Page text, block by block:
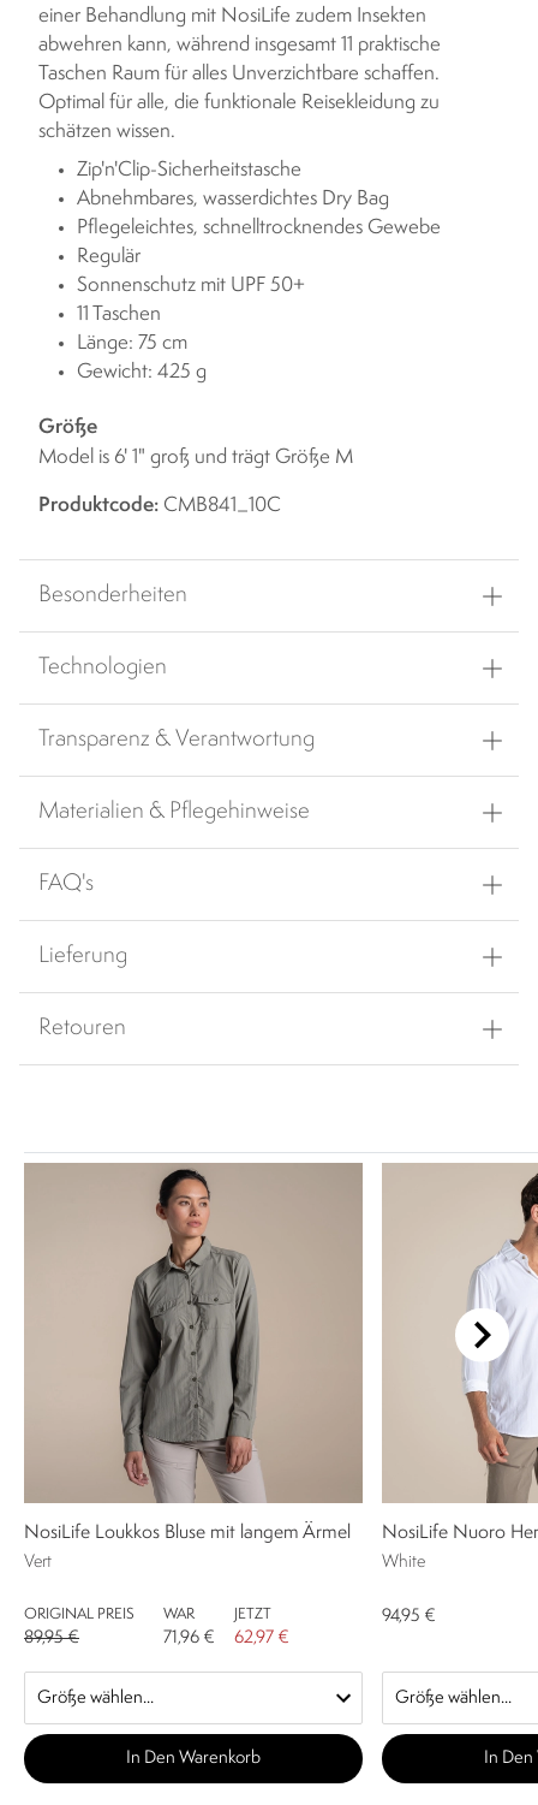
einer Behandlung mit NosiLife zudem Insekten
abwehren kann, während insgesamt 11 praktische
Taschen Raum für alles Unverzichtbare schaffen.
Optimal für alle, die funktionale Reisekleidung zu
schätzen wissen.
Zip'n'Clip-Sicherheitstasche
Abnehmbares, wasserdichtes Dry Bag
Pflegeleichtes, schnelltrocknendes Gewebe
Regulär
Sonnenschutz mit UPF 50+
11 Taschen
Länge: 75 cm
Gewicht: 425 g
Größe
Model is 6' 1" groß und trägt Größe M
Produktcode: CMB841_10C
Besonderheiten
Technologien
Transparenz & Verantwortung
Materialien & Pflegehinweise
FAQ's
Lieferung
Retouren
NosiLife Loukkos Bluse mit langem Ärmel
Vert
ORIGINAL PREIS
89,95 €
WAR
71,96 €
JETZT
62,97 €
In Den Warenkorb
NosiLife Nuoro
White
94,95 €
In